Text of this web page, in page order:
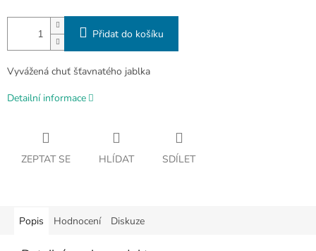
Přidat do košíku
Vyvážená chuť šťavnatého jablka
Detailní informace
ZEPTAT SE HLÍDAT SDÍLET
Popis Hodnocení Diskuze